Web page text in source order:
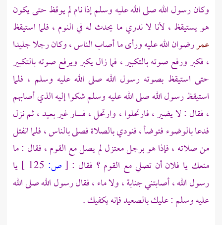
وكان رسول الله صلى الله عليه وسلم إذا نام لم يوقظ حتى يكون
هو يستيقظ ، لأنا لا ندري ما يحدث له في النوم ، فلما استيقظ
عمررضوان الله عليه ورأى ما أصاب الناس ، وكان رجلا جليدا
، فكبر ورفع صوته بالتكبير ، فما زال يكبر ويرفع صوته بالتكبير
حتى استيقظ بصوته رسول الله صلى الله عليه وسلم ، فلما
استيقظ رسول الله صلى الله عليه وسلم شكوا إليه الذي أصابهم
، فقال : لا يضير ، فارتحلوا ، وارتحل ، فسار غير بعيد ، ثم نزل
فدعا بالوضوء فتوضأ ، فنودي بالصلاة فصلى بالناس ، فلما انفتل
من صلاته ، فإذا هو برجل معتزل لم يصل مع القوم ، فقال : ما
منعك يا فلان أن تصلي مع القوم ؟ فقال : [ص:
يا
رسول الله ، أصابتني جنابة ، ولا ماء ، فقال رسول الله صلى الله
عليه وسلم : عليك بالصعيد فإنه يكفيك .